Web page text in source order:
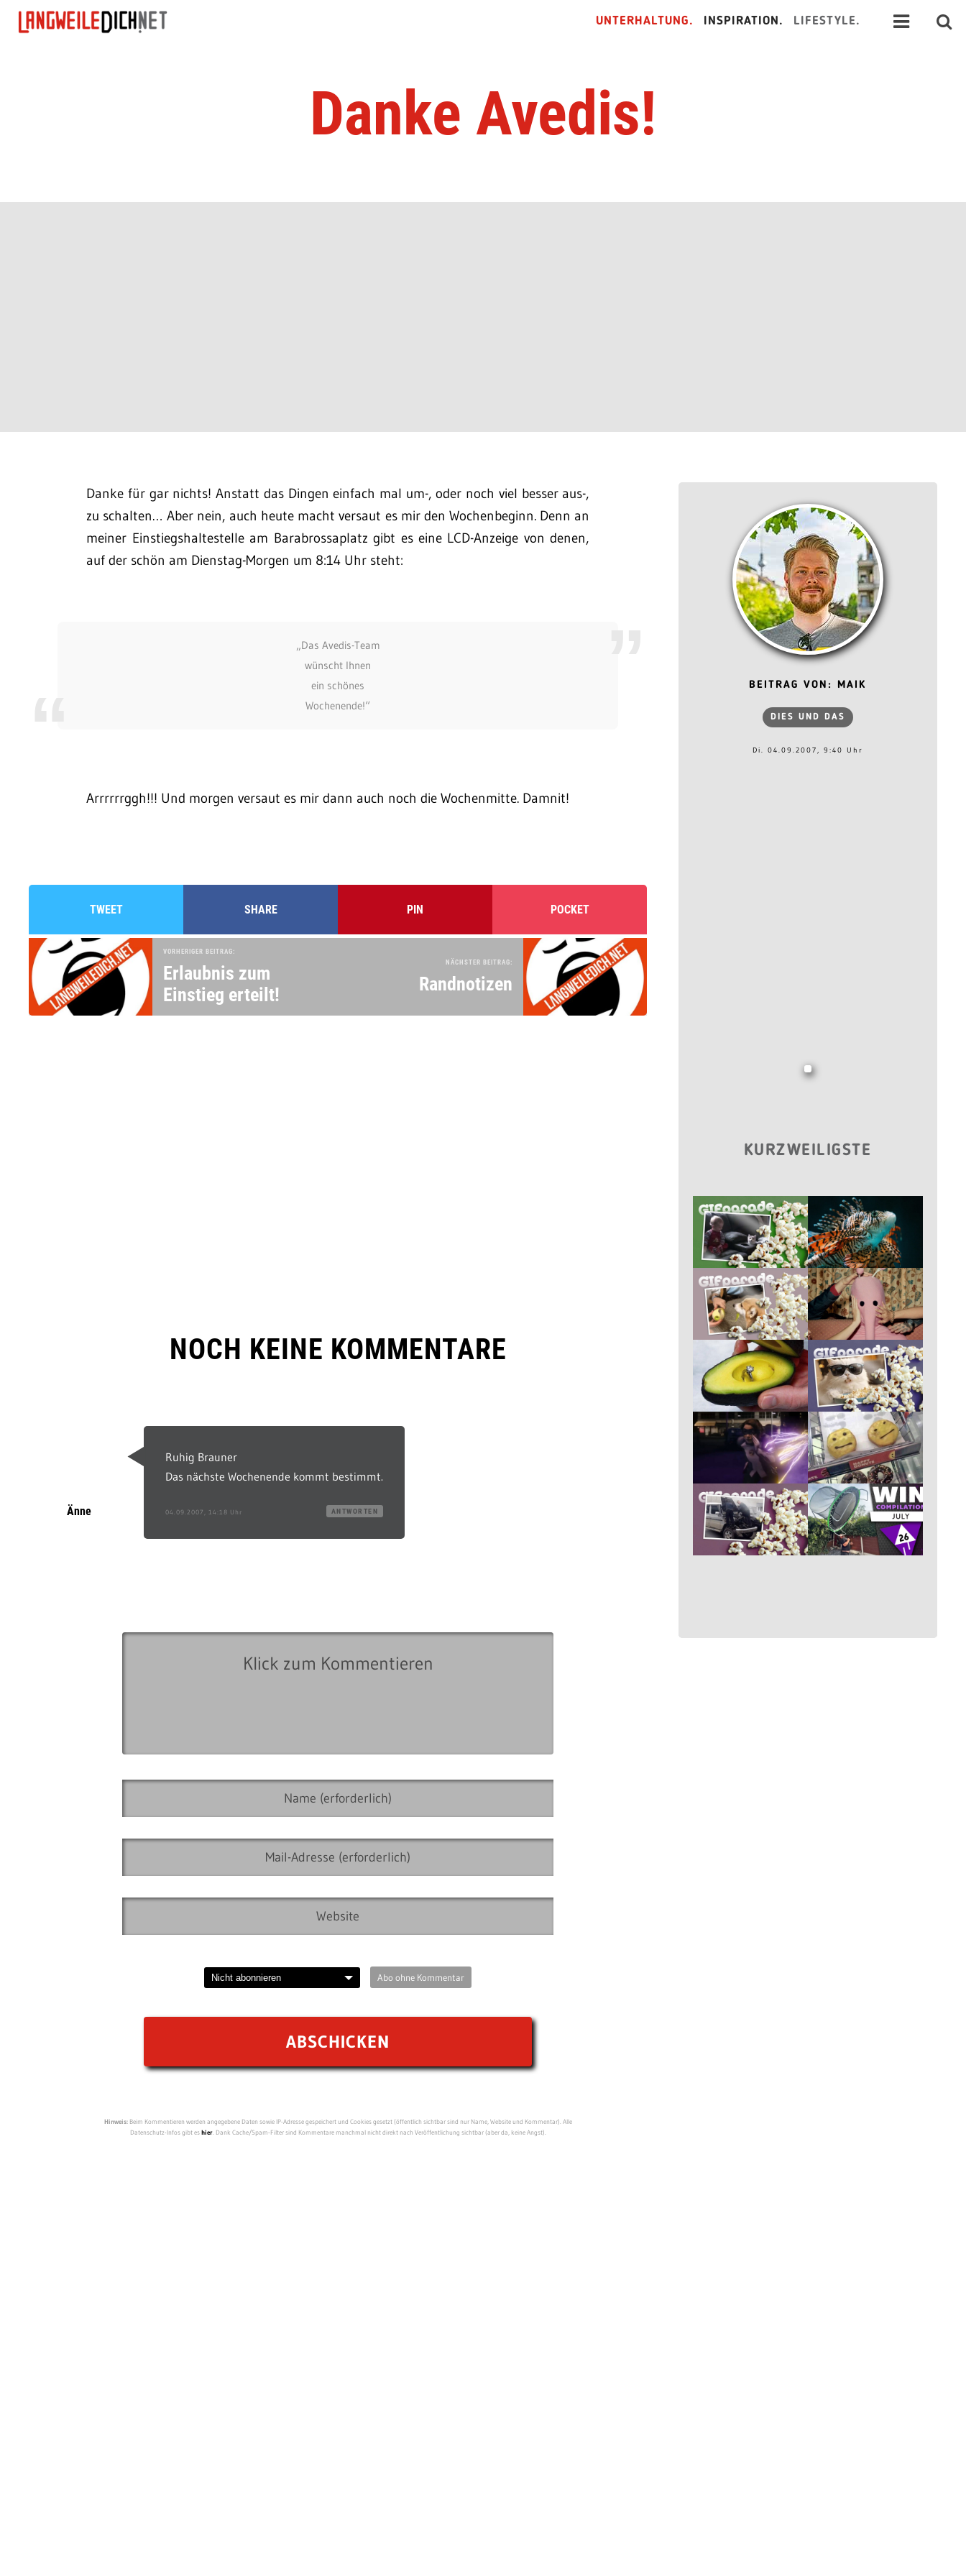
UNTERHALTUNG. INSPIRATION. LIFESTYLE.
Danke Avedis!
Danke für gar nichts! Anstatt das Dingen einfach mal um-, oder noch viel besser aus-,
zu schalten… Aber nein, auch heute macht versaut es mir den Wochenbeginn. Denn an
meiner Einstiegshaltestelle am Barabrossaplatz gibt es eine LCD-Anzeige von denen,
auf der schön am Dienstag-Morgen um 8:14 Uhr steht:
„Das Avedis-Team
wünscht Ihnen
ein schönes
Wochenende!“
Arrrrrrggh!!! Und morgen versaut es mir dann auch noch die Wochenmitte. Damnit!
TWEET SHARE PIN POCKET
VORHERIGER BEITRAG:
Erlaubnis zum
Einstieg erteilt!
NÄCHSTER BEITRAG:
Randnotizen
NOCH KEINE KOMMENTARE
Änne
Ruhig Brauner
Das nächste Wochenende kommt bestimmt.
04.09.2007, 14:18 Uhr ANTWORTEN
Abo ohne Kommentar
Hinweis:Beim Kommentieren werden angegebene Daten sowie IP-Adresse gespeichert und Cookies gesetzt (öffentlich sichtbar sind nur Name, Website und Kommentar). Alle
Datenschutz-Infos gibt eshier. Dank Cache/Spam-Filter sind Kommentare manchmal nicht direkt nach Veröffentlichung sichtbar (aber da, keine Angst).
BEITRAG VON: MAIK
DIES UND DAS
Di. 04.09.2007, 9:40 Uhr
KURZWEILIGSTE